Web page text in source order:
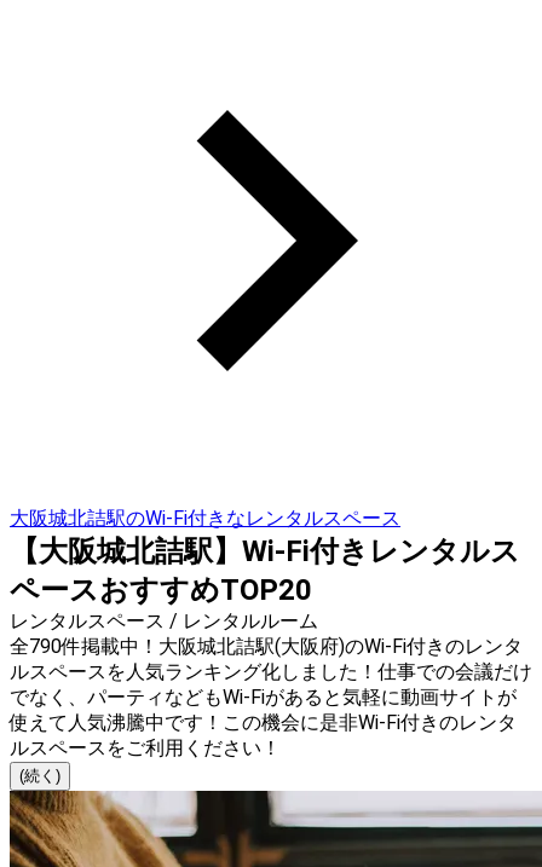
大阪城北詰駅のWi-Fi付きなレンタルスペース
【大阪城北詰駅】Wi-Fi付きレンタルス
ペースおすすめTOP20
レンタルスペース / レンタルルーム
全790件掲載中！大阪城北詰駅(大阪府)のWi-Fi付きのレンタ
ルスペースを人気ランキング化しました！仕事での会議だけ
でなく、パーティなどもWi-Fiがあると気軽に動画サイトが
使えて人気沸騰中です！この機会に是非Wi-Fi付きのレンタ
ルスペースをご利用ください！
(続く)